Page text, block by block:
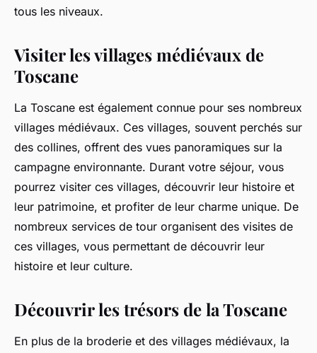
tous les niveaux.
Visiter les villages médiévaux de
Toscane
La Toscane est également connue pour ses nombreux
villages médiévaux. Ces villages, souvent perchés sur
des collines, offrent des vues panoramiques sur la
campagne environnante. Durant votre séjour, vous
pourrez visiter ces villages, découvrir leur histoire et
leur patrimoine, et profiter de leur charme unique. De
nombreux services de tour organisent des visites de
ces villages, vous permettant de découvrir leur
histoire et leur culture.
Découvrir les trésors de la Toscane
En plus de la broderie et des villages médiévaux, la